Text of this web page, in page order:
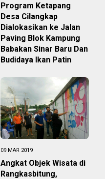
Program Ketapang
Desa Cilangkap
Dialokasikan ke Jalan
Paving Blok Kampung
Babakan Sinar Baru Dan
Budidaya Ikan Patin
09 MAR 2019
Angkat Objek Wisata di
Rangkasbitung,